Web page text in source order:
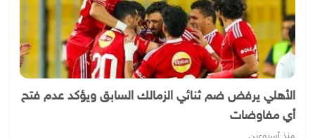
الأهلي يرفض ضم ثنائي الزمالك السابق ويؤكد عدم فتح
أي مفاوضات